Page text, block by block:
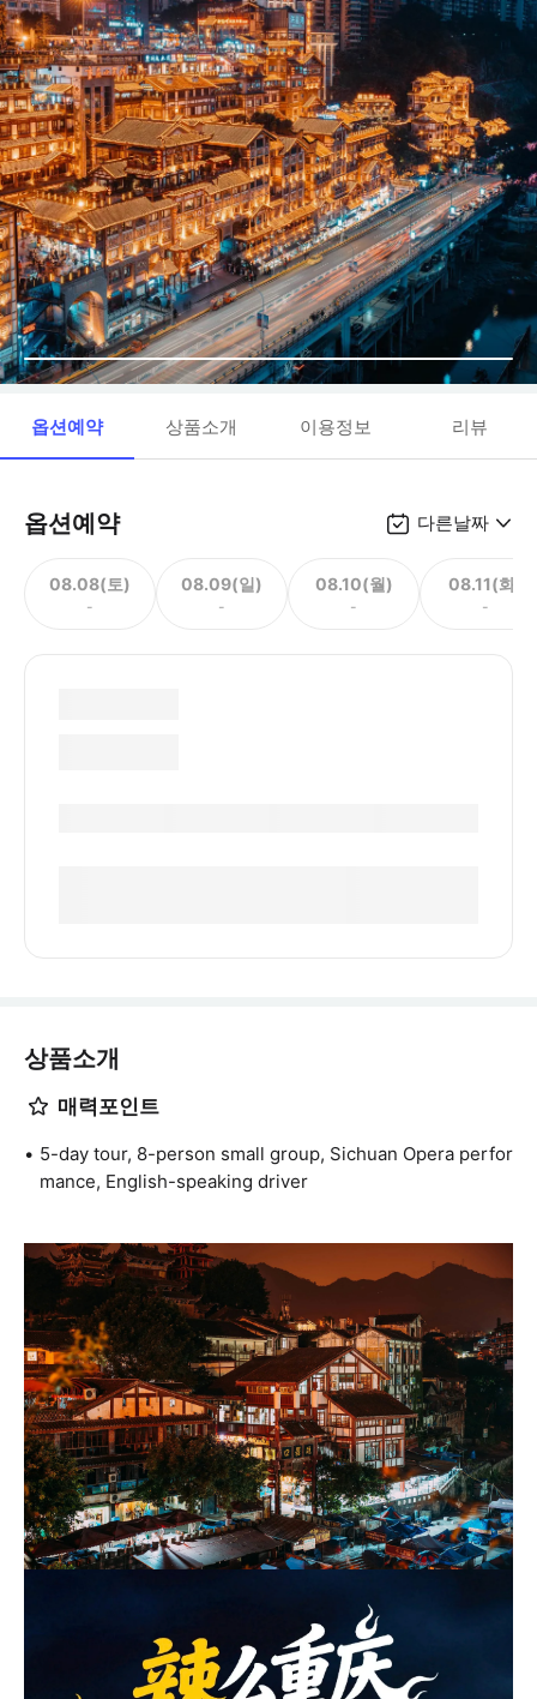
옵션예약 상품소개 이용정보 리뷰
옵션예약 다른날짜
08.08(토)
-
08.09(일)
-
08.10(월)
-
08.11(화)
-
상품소개
매력포인트
5-day tour, 8-person small group, Sichuan Opera perfor
mance, English-speaking driver